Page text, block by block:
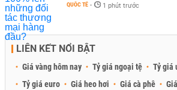
QUỐC TẾ - 1 phút trước
LIÊN KẾT NỔI BẬT
Giá vàng hôm nay Tỷ giá ngoại tệ Tỷ giá
Tỷ giá euro
Giá heo hơi Giá cà phê